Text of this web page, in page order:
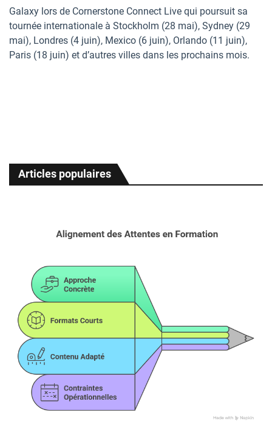
Galaxy lors de Cornerstone Connect Live qui poursuit sa
tournée internationale à Stockholm (28 mai), Sydney (29
mai), Londres (4 juin), Mexico (6 juin), Orlando (11 juin),
Paris (18 juin) et d’autres villes dans les prochains mois.
Articles populaires